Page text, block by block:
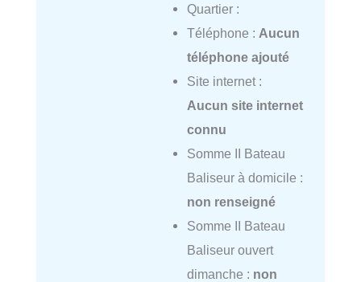
Quartier :
Téléphone : Aucun
téléphone ajouté
Site internet :
Aucun site internet
connu
Somme II Bateau
Baliseur à domicile :
non renseigné
Somme II Bateau
Baliseur ouvert
dimanche : non